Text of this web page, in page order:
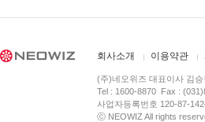
회사소개 이용약관
(주)네오위즈 대표이사 김
Tel : 1600-8870 Fax :
사업자등록번호 120-87-
ⓒ NEOWIZ All rights